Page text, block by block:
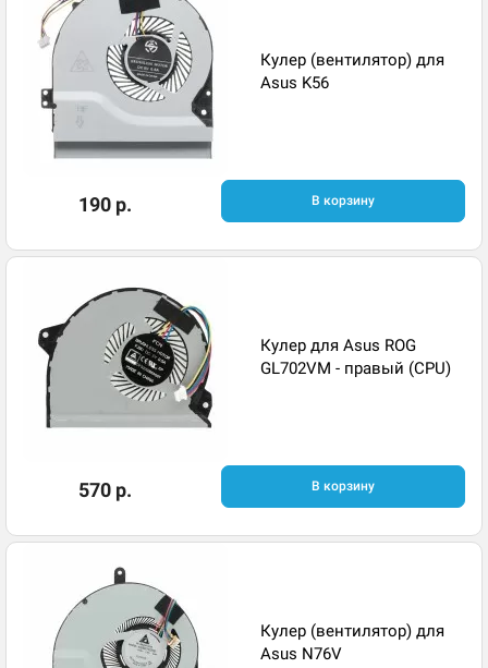
Кулер (вентилятор) для
Asus K56
190 р. В корзину
Кулер для Asus ROG
GL702VM - правый (CPU)
570 р. В корзину
Кулер (вентилятор) для
Asus N76V